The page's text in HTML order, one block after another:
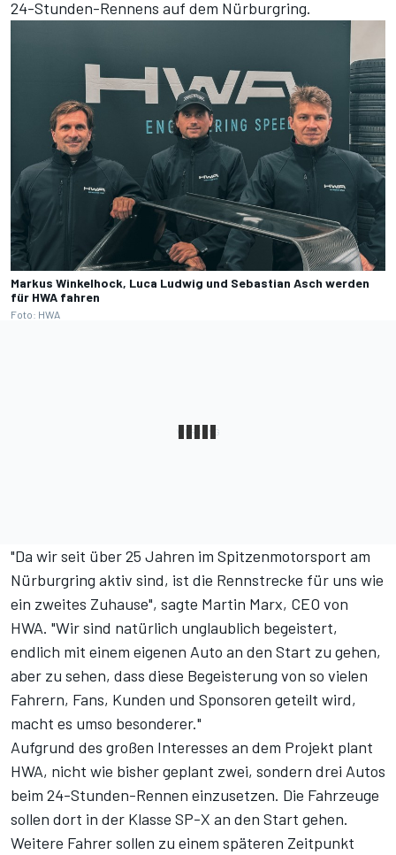
24-Stunden-Rennens auf dem Nürburgring.
Markus Winkelhock, Luca Ludwig und Sebastian Asch werden
für HWA fahren
Foto: HWA
"Da wir seit über 25 Jahren im Spitzenmotorsport am
Nürburgring aktiv sind, ist die Rennstrecke für uns wie
ein zweites Zuhause", sagte Martin Marx, CEO von
HWA. "Wir sind natürlich unglaublich begeistert,
endlich mit einem eigenen Auto an den Start zu gehen,
aber zu sehen, dass diese Begeisterung von so vielen
Fahrern, Fans, Kunden und Sponsoren geteilt wird,
macht es umso besonderer."
Aufgrund des großen Interesses an dem Projekt plant
HWA, nicht wie bisher geplant zwei, sondern drei Autos
beim 24-Stunden-Rennen einzusetzen. Die Fahrzeuge
sollen dort in der Klasse SP-X an den Start gehen.
Weitere Fahrer sollen zu einem späteren Zeitpunkt